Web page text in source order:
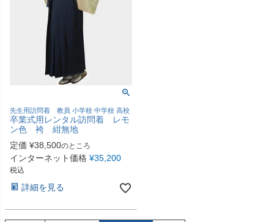
先生用訪問着 教員 小学校 中学校 高校
卒業式用レンタル訪問着 レモ
ン色 袴 紺無地
定価 ¥38,500のところ
インターネット価格 ¥35,200
税込
詳細を見る